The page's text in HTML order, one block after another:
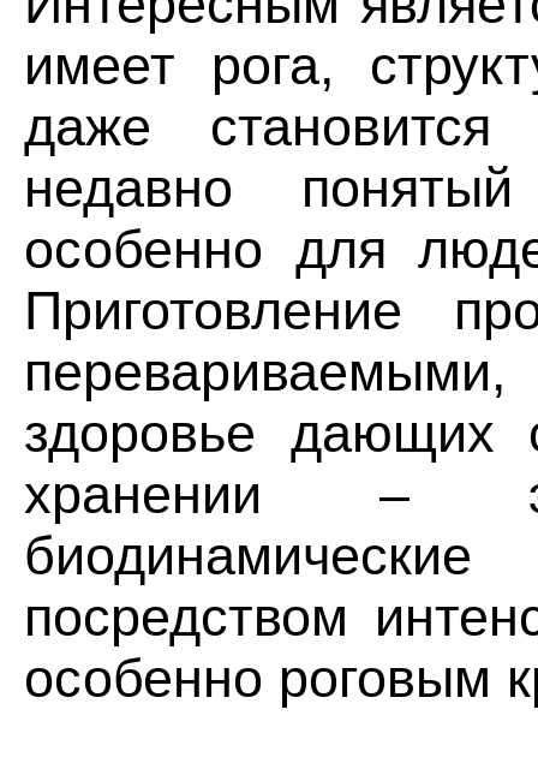
имеет рога,
даже
недавно
особенно для
Приготовление
здоровье дающих
хранении –
посредством
особенно роговым